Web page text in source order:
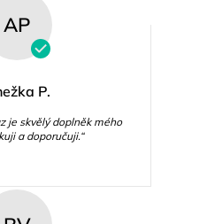
AP
P.
je skvělý doplněk mého
a doporučuji.“